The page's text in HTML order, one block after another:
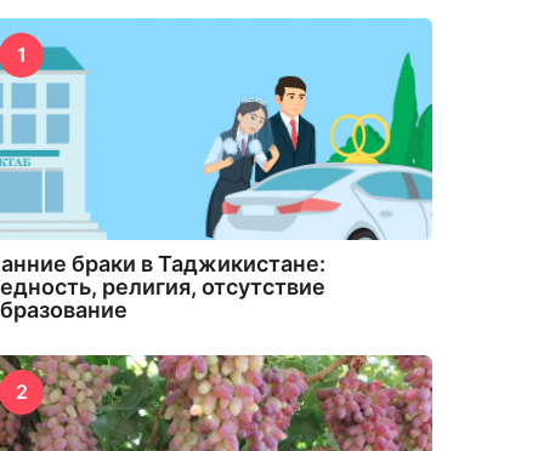
1
браки в Таджикистане:
религия, отсутствие
2